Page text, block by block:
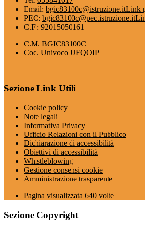
Email: bgic83100c@istruzione.itLink
PEC: bgic83100c@pec.istruzione.it
C.F.: 92015050161
C.M. BGIC83100C
Cod. Univoco UFQOIP
Sezione Link Utili
Cookie policy
Note legali
Informativa Privacy
Ufficio Relazioni con il Pubblico
Dichiarazione di accessibilità
Obiettivi di accessibilità
Whistleblowing
Gestione consensi cookie
Amministrazione trasparente
Pagina visualizzata 640 volte
Sezione Copyright